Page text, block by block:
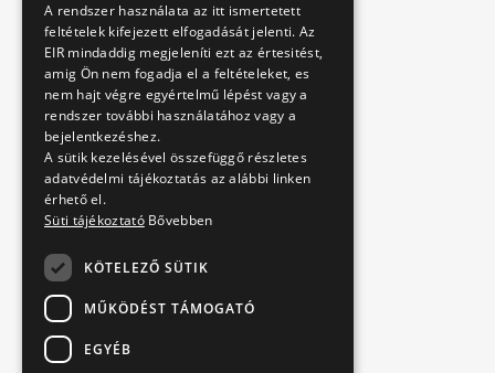
A rendszer használata az itt ismertetett
feltételek kifejezett elfogadását jelenti. Az
EIR mindaddig megjeleníti ezt az értesitést,
amig Ön nem fogadja el a feltételeket, es
nem hajt végre egyértelmű lépést vagy a
rendszer további használatához vagy a
bejelentkezéshez.
A sütik kezelésével összefüggő részletes
adatvédelmi tájékoztatás az alábbi linken
érhető el.
Süti tájékoztató Bővebben
KÖTELEZŐ SÜTIK
MŰKÖDÉST TÁMOGATÓ
EGYÉB